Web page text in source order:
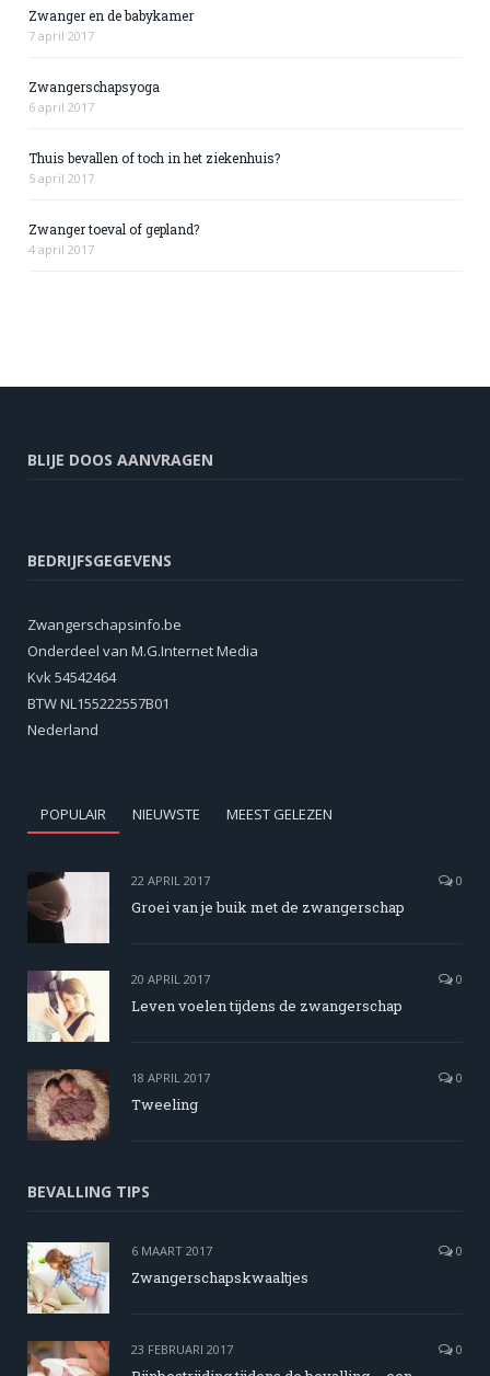
Zwanger en de babykamer
7 april 2017
Zwangerschapsyoga
6 april 2017
Thuis bevallen of toch in het ziekenhuis?
5 april 2017
Zwanger toeval of gepland?
4 april 2017
BLIJE DOOS AANVRAGEN
BEDRIJFSGEGEVENS
Zwangerschapsinfo.be
Onderdeel van M.G.Internet Media
Kvk 54542464
BTW NL155222557B01
Nederland
POPULAIR NIEUWSTE MEEST GELEZEN
22 APRIL 2017 0
Groei van je buik met de zwangerschap
20 APRIL 2017 0
Leven voelen tijdens de zwangerschap
18 APRIL 2017 0
Tweeling
BEVALLING TIPS
6 MAART 2017 0
Zwangerschapskwaaltjes
23 FEBRUARI 2017 0